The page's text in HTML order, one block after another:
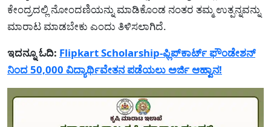
ಕೇಂದ್ರದಲ್ಲಿ ನೋಂದಣಿಯನ್ನು ಮಾಡಿಕೊಂಡ ನಂತರ ತಮ್ಮ ಉತ್ಪನ್ನವನ್ನು
ಮಾರಾಟ ಮಾಡಬೇಕು ಎಂದು ತಿಳಿಸಲಾಗಿದೆ.
ಇದನ್ನೂ ಓದಿ: Flipkart Scholarship-ಫ್ಲಿಪ್‌ಕಾರ್ಟ್ ಫೌಂಡೇಶನ್
ನಿಂದ 50,000 ವಿದ್ಯಾರ್ಥಿವೇತನ ಪಡೆಯಲು ಅರ್ಜಿ ಆಹ್ವಾನ!